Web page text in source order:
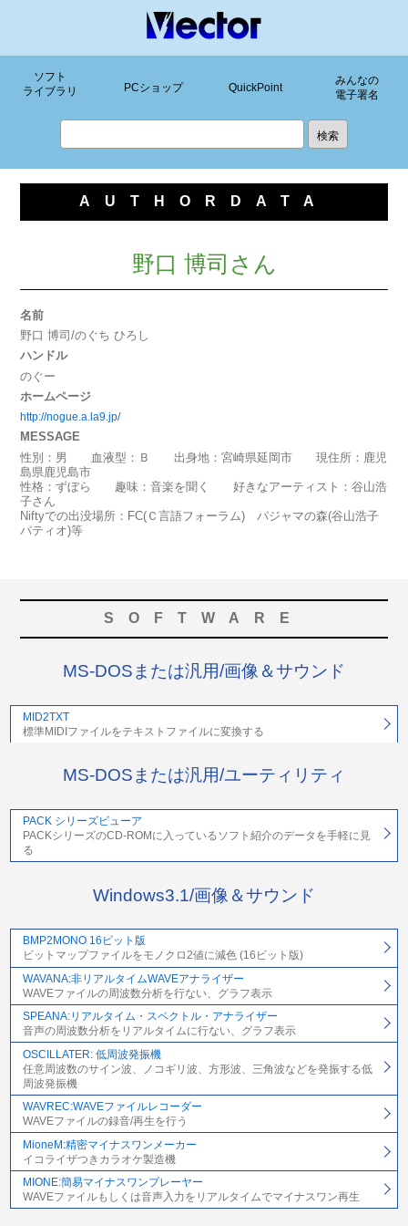
ソフト
ライブラリ
PCショップ QuickPoint
みんなの
電子署名
AUTHORDATA
野口 博司さん
名前
野口 博司/のぐち ひろし
ハンドル
のぐー
ホームページ
http://nogue.a.la9.jp/
MESSAGE
性別：男 血液型：Ｂ 出身地：宮崎県延岡市 現住所：鹿児
島県鹿児島市
性格：ずぼら 趣味：音楽を聞く 好きなアーティスト：谷山浩
子さん
Niftyでの出没場所：FC(Ｃ言語フォーラム) パジャマの森(谷山浩子
パティオ)等
SOFTWARE
MS-DOSまたは汎用/画像＆サウンド
MID2TXT
標準MIDIファイルをテキストファイルに変換する
MS-DOSまたは汎用/ユーティリティ
PACK シリーズビューア
PACKシリーズのCD-ROMに入っているソフト紹介のデータを手軽に見
る
Windows3.1/画像＆サウンド
BMP2MONO 16ビット版
ビットマップファイルをモノクロ2値に減色 (16ビット版)
WAVANA:非リアルタイムWAVEアナライザー
WAVEファイルの周波数分析を行ない、グラフ表示
SPEANA:リアルタイム・スペクトル・アナライザー
音声の周波数分析をリアルタイムに行ない、グラフ表示
OSCILLATER: 低周波発振機
任意周波数のサイン波、ノコギリ波、方形波、三角波などを発振する低
周波発振機
WAVREC:WAVEファイルレコーダー
WAVEファイルの録音/再生を行う
MioneM:精密マイナスワンメーカー
イコライザつきカラオケ製造機
MIONE:簡易マイナスワンプレーヤー
WAVEファイルもしくは音声入力をリアルタイムでマイナスワン再生